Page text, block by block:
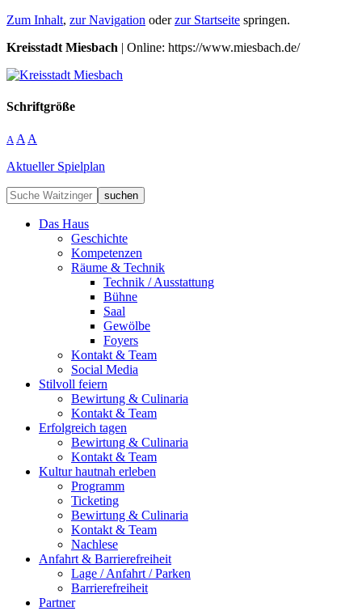
Zum Inhalt, zur Navigation oderzur Startseite springen.
Kreisstadt Miesbach | Online: https://www.miesbach.de/
Schriftgröße
A A A
Aktueller Spielplan
suchen
Das Haus
Geschichte
Kompetenzen
Räume & Technik
Technik / Ausstattung
Bühne
Saal
Gewölbe
Foyers
Kontakt & Team
Social Media
Stilvoll feiern
Bewirtung & Culinaria
Kontakt & Team
Erfolgreich tagen
Bewirtung & Culinaria
Kontakt & Team
Kultur hautnah erleben
Programm
Ticketing
Bewirtung & Culinaria
Kontakt & Team
Nachlese
Anfahrt & Barrierefreiheit
Lage / Anfahrt / Parken
Barrierefreiheit
Partner